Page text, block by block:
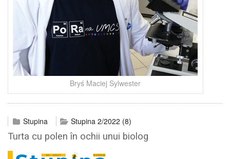
Bryś Maciej Sylwester
Stupina Stupina 2/2022 (8)
Turta cu polen în ochii unui biolog